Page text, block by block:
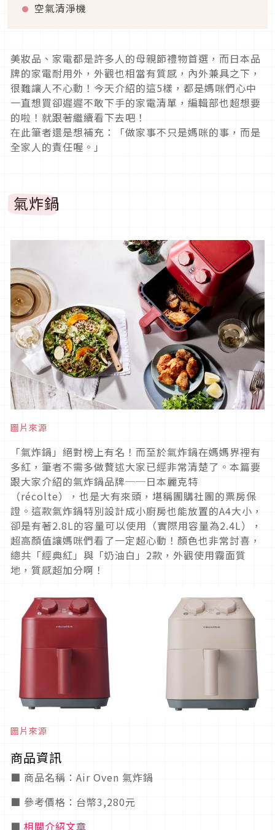
空氣清淨機
美妝品、家電都是許多人的母親節禮物首選，而日本品
牌的家電耐用外，外觀也相當有質感，內外兼具之下，
很難讓人不心動！今天介紹的這5樣，都是媽咪們心中
一直想買卻遲遲不敢下手的家電清單，編輯部也超想要
的啦！就跟著繼續看下去吧！
在此筆者還是想補充：「做家事不只是媽咪的事，而是
全家人的責任喔。」
氣炸鍋
圖片來源
「氣炸鍋」絕對榜上有名！而至於氣炸鍋在媽媽界裡有
多紅，筆者不需多做贅述大家已經非常清楚了。本篇要
跟大家介紹的氣炸鍋品牌──日本麗克特
（récolte），也是大有來頭，堪稱團購社團的票房保
證。這款氣炸鍋特別設計成小廚房也能放置的A4大小，
卻是有著2.8L的容量可以使用（實際用容量為2.4L），
超高顏值讓媽咪們看了一定超心動！顏色也非常討喜，
總共「經典紅」與「奶油白」2款，外觀使用霧面質
地，質感超加分啊！
圖片來源
商品資訊
■ 商品名稱：Air Oven 氣炸鍋
■ 參考價格：台幣3,280元
■ 相關介紹文章